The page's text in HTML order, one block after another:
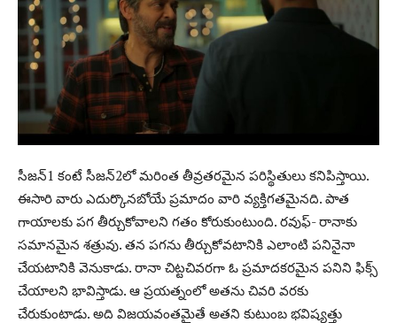
సీజ‌న్1 కంటే సీజ‌న్‌2లో మ‌రింత తీవ్ర‌త‌ర‌మైన ప‌రిస్థితులు క‌నిపిస్తాయి.
ఈసారి వారు ఎదుర్కొన‌బోయే ప్ర‌మాదం వారి వ్య‌క్తిగ‌త‌మైన‌ది. పాత
గాయాల‌కు ప‌గ తీర్చుకోవాల‌ని గ‌తం కోరుకుంటుంది. ర‌వుఫ్‌- రానాకు
స‌మాన‌మైన శ‌త్రువు. త‌న ప‌గ‌ను తీర్చుకోవ‌టానికి ఎలాంటి ప‌నినైనా
చేయ‌టానికి వెనుకాడు. రానా చిట్ట‌చివ‌ర‌గా ఓ ప్ర‌మాద‌క‌ర‌మైన ప‌నిని ఫిక్స్
చేయాల‌ని భావిస్తాడు. ఆ ప్ర‌య‌త్నంలో అత‌ను చివ‌రి వ‌ర‌కు
చేరుకుంటాడు. అది విజ‌య‌వంత‌మైతే అత‌ని కుటుంబ భ‌విష్య‌త్తు